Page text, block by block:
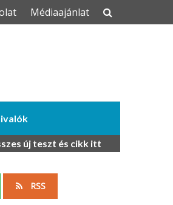
Médiaajánlat
új teszt és cikk itt
RSS